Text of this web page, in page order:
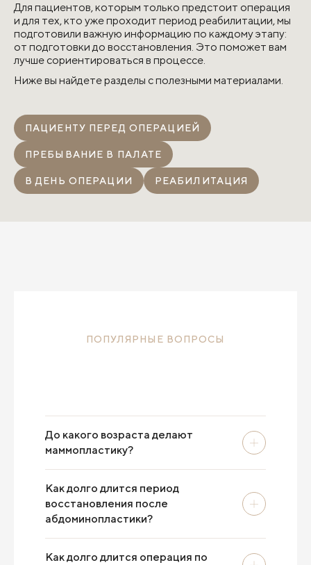
Для пациентов, которым только предстоит операция
и для тех, кто уже проходит период реабилитации, мы
подготовили важную информацию по каждому этапу:
от подготовки до восстановления. Это поможет вам
лучше сориентироваться в процессе.
Ниже вы найдете разделы с полезными материалами.
ПАЦИЕНТУ ПЕРЕД ОПЕРАЦИЕЙ
ПРЕБЫВАНИЕ В ПАЛАТЕ
В ДЕНЬ ОПЕРАЦИИ РЕАБИЛИТАЦИЯ
ПОПУЛЯРНЫЕ ВОПРОСЫ
До какого возраста делают
маммопластику?
Как долго длится период
восстановления после
абдоминопластики?
Как долго длится операция по